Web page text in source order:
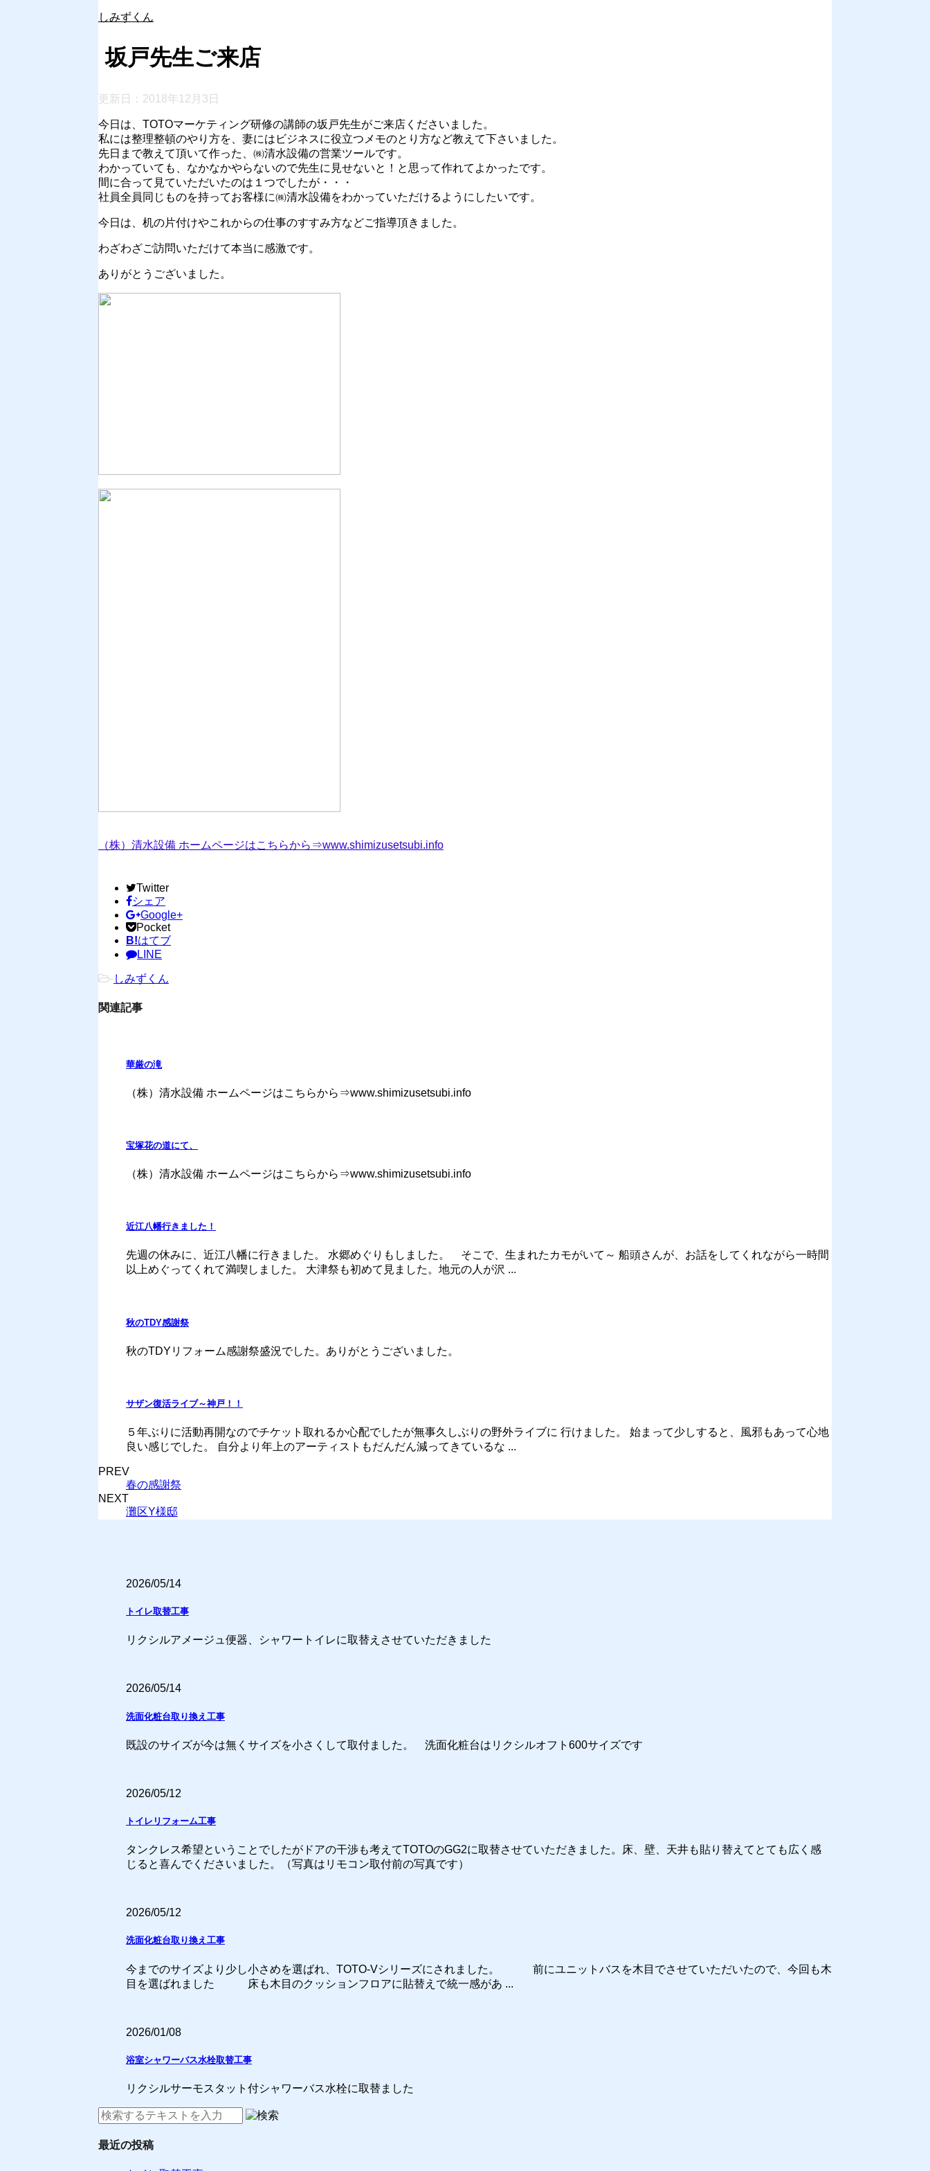
しみずくん
坂戸先生ご来店
更新日： 2018年12月3日
今日は、TOTOマーケティング研修の講師の坂戸先生がご来店くださいました。
私には整理整頓のやり方を、妻にはビジネスに役立つメモのとり方など教えて下さいました。
先日まで教えて頂いて作った、㈱清水設備の営業ツールです。
わかっていても、なかなかやらないので先生に見せないと！と思って作れてよかったです。
間に合って見ていただいたのは１つでしたが・・・
社員全員同じものを持ってお客様に㈱清水設備をわかっていただけるようにしたいです。
今日は、机の片付けやこれからの仕事のすすみ方などご指導頂きました。
わざわざご訪問いただけて本当に感激です。
ありがとうございました。
（株）清水設備 ホームページはこちらから⇒www.shimizusetsubi.info
Twitter
シェア
Google+
Pocket
B!はてブ
LINE
- しみずくん
関連記事
華厳の滝
（株）清水設備 ホームページはこちらから⇒www.shimizusetsubi.info
宝塚花の道にて、
（株）清水設備 ホームページはこちらから⇒www.shimizusetsubi.info
近江八幡行きました！
先週の休みに、近江八幡に行きました。 水郷めぐりもしました。 そこで、生まれたカモがいて～ 船頭さんが、お話をしてくれながら一時間
以上めぐってくれて満喫しました。 大津祭も初めて見ました。地元の人が沢 ...
秋のTDY感謝祭
秋のTDYリフォーム感謝祭盛況でした。ありがとうございました。
サザン復活ライブ～神戸！！
５年ぶりに活動再開なのでチケット取れるか心配でしたが無事久しぶりの野外ライブに 行けました。 始まって少しすると、風邪もあって心地
良い感じでした。 自分より年上のアーティストもだんだん減ってきているな ...
PREV
春の感謝祭
NEXT
灘区Y様邸
2026/05/14
トイレ取替工事
リクシルアメージュ便器、シャワートイレに取替えさせていただきました
2026/05/14
洗面化粧台取り換え工事
既設のサイズが今は無くサイズを小さくして取付ました。 洗面化粧台はリクシルオフト600サイズです
2026/05/12
トイレリフォーム工事
タンクレス希望ということでしたがドアの干渉も考えてTOTOのGG2に取替させていただきました。床、壁、天井も貼り替えてとても広く感
じると喜んでくださいました。（写真はリモコン取付前の写真です）
2026/05/12
洗面化粧台取り換え工事
今までのサイズより少し小さめを選ばれ、TOTO-Vシリーズにされました。 前にユニットバスを木目でさせていただいたので、今回も木
目を選ばれました 床も木目のクッションフロアに貼替えで統一感があ ...
2026/01/08
浴室シャワーバス水栓取替工事
リクシルサーモスタット付シャワーバス水栓に取替ました
最近の投稿